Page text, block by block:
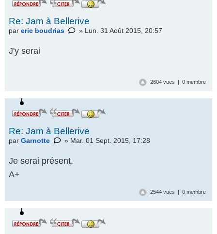
Re: Jam à Bellerive
par eric boudrias » Lun. 31 Août 2015, 20:57
J'y serai
2604 vues | 0 membre
Re: Jam à Bellerive
par Garnotte » Mar. 01 Sept. 2015, 17:28
Je serai présent.
A+
2544 vues | 0 membre